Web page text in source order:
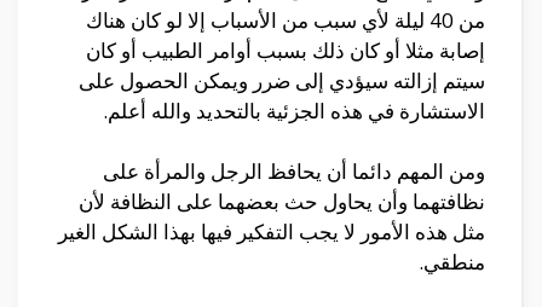
من 40 ليلة لأي سبب من الأسباب إلا لو كان هناك
إصابة مثلا أو كان ذلك بسبب أوامر الطبيب أو كان
سيتم إزالته سيؤدي إلى ضرر ويمكن الحصول على
الاستشارة في هذه الجزئية بالتحديد والله أعلم.
ومن المهم دائما أن يحافظ الرجل والمرأة على
نظافتهما وأن يحاول حث بعضهما على النظافة لأن
مثل هذه الأمور لا يجب التفكير فيها بهذا الشكل الغير
منطقي.